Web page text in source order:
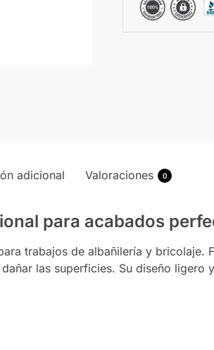
adicional Valoraciones 0
para acabados
trabajos de albañilería y bricolaje.
las superficies. Su diseño ligero